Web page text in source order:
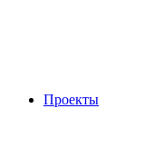
Проекты